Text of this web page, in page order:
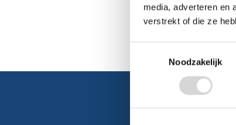
media, adverteren en
verstrekt of die ze
Noodzakelijk